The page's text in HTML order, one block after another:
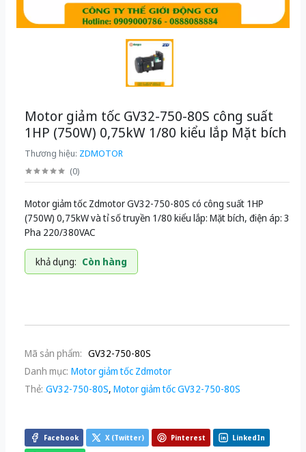
Motor giảm tốc GV32-750-80S công suất
1HP (750W) 0,75kW 1/80 kiểu lắp Mặt bích
Thương hiệu: ZDMOTOR
(0)
Motor giảm tốc Zdmotor GV32-750-80S có công suất 1HP
(750W) 0,75kW và tỉ số truyền 1/80 kiểu lắp: Mặt bích, điện áp: 3
Pha 220/380VAC
khả dụng: Còn hàng
Mã sản phẩm: GV32-750-80S
Danh mục: Motor giảm tốc Zdmotor
Thẻ: GV32-750-80S, Motor giảm tốc GV32-750-80S
Facebook X (Twitter) Pinterest LinkedIn